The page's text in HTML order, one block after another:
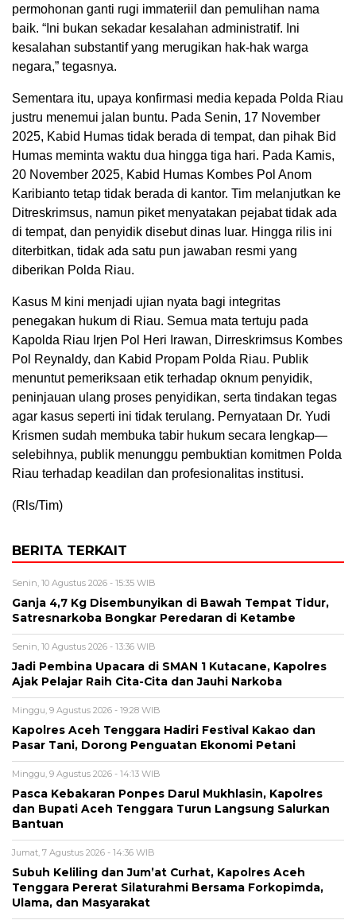
permohonan ganti rugi immateriil dan pemulihan nama
baik. “Ini bukan sekadar kesalahan administratif. Ini
kesalahan substantif yang merugikan hak-hak warga
negara,” tegasnya.
Sementara itu, upaya konfirmasi media kepada Polda Riau
justru menemui jalan buntu. Pada Senin, 17 November
2025, Kabid Humas tidak berada di tempat, dan pihak Bid
Humas meminta waktu dua hingga tiga hari. Pada Kamis,
20 November 2025, Kabid Humas Kombes Pol Anom
Karibianto tetap tidak berada di kantor. Tim melanjutkan ke
Ditreskrimsus, namun piket menyatakan pejabat tidak ada
di tempat, dan penyidik disebut dinas luar. Hingga rilis ini
diterbitkan, tidak ada satu pun jawaban resmi yang
diberikan Polda Riau.
Kasus M kini menjadi ujian nyata bagi integritas
penegakan hukum di Riau. Semua mata tertuju pada
Kapolda Riau Irjen Pol Heri Irawan, Dirreskrimsus Kombes
Pol Reynaldy, dan Kabid Propam Polda Riau. Publik
menuntut pemeriksaan etik terhadap oknum penyidik,
peninjauan ulang proses penyidikan, serta tindakan tegas
agar kasus seperti ini tidak terulang. Pernyataan Dr. Yudi
Krismen sudah membuka tabir hukum secara lengkap—
selebihnya, publik menunggu pembuktian komitmen Polda
Riau terhadap keadilan dan profesionalitas institusi.
(Rls/Tim)
BERITA TERKAIT
Senin, 10 Agustus 2026 - 15:35 WIB
Ganja 4,7 Kg Disembunyikan di Bawah Tempat Tidur,
Satresnarkoba Bongkar Peredaran di Ketambe
Senin, 10 Agustus 2026 - 13:36 WIB
Jadi Pembina Upacara di SMAN 1 Kutacane, Kapolres
Ajak Pelajar Raih Cita-Cita dan Jauhi Narkoba
Minggu, 9 Agustus 2026 - 19:28 WIB
Kapolres Aceh Tenggara Hadiri Festival Kakao dan
Pasar Tani, Dorong Penguatan Ekonomi Petani
Minggu, 9 Agustus 2026 - 14:13 WIB
Pasca Kebakaran Ponpes Darul Mukhlasin, Kapolres
dan Bupati Aceh Tenggara Turun Langsung Salurkan
Bantuan
Jumat, 7 Agustus 2026 - 14:36 WIB
Subuh Keliling dan Jum’at Curhat, Kapolres Aceh
Tenggara Pererat Silaturahmi Bersama Forkopimda,
Ulama, dan Masyarakat